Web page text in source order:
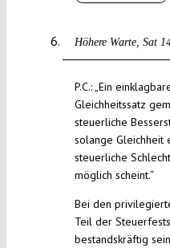
Höhere Warte Sat
P.C.: „Ein
Gleichheitssatz
steuerliche
solange Gleichheit
steuerliche
möglich scheint.“
Bei den
Teil der
bestandskräftig